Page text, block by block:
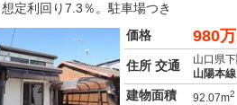
想定利回り7.3％。駐車場つき
価格
980
住所 交通
山口県
山陽本
建物面積 92.07m2